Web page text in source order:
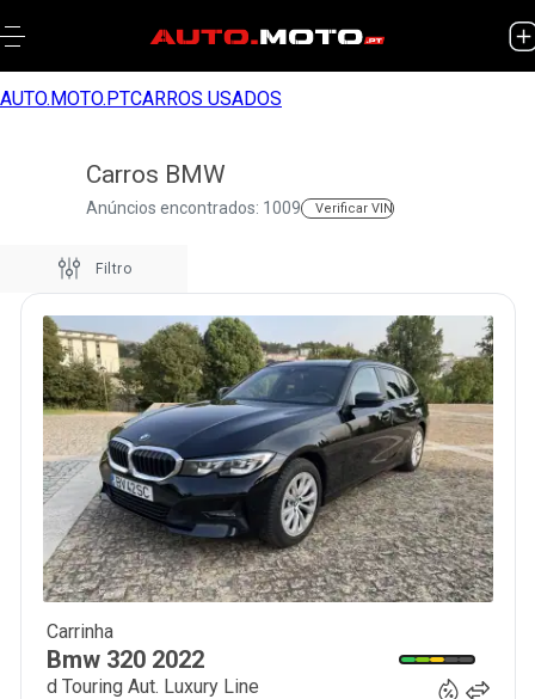
AUTO.MOTO.PTCARROS USADOS
Carros BMW
Anúncios encontrados: 1009 Verificar VIN
Filtro
Carrinha
Bmw 320 2022
d Touring Aut. Luxury Line